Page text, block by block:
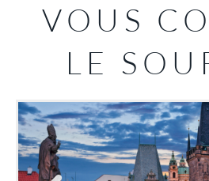
VOUS
LE